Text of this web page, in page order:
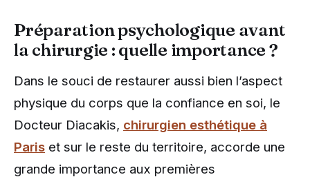
Préparation psychologique avant
la chirurgie : quelle importance ?
Dans le souci de restaurer aussi bien l’aspect
physique du corps que la confiance en soi, le
Docteur Diacakis, chirurgien esthétique à
Paris et sur le reste du territoire, accorde une
grande importance aux premières